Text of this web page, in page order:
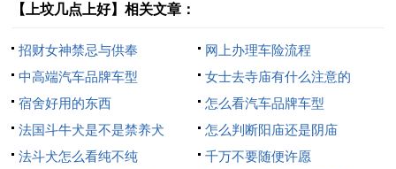
【上坟几点上好】相关文章：
招财女神禁忌与供奉
网上办理车险流程
中高端汽车品牌车型
女士去寺庙有什么注意的
宿舍好用的东西
怎么看汽车品牌车型
法国斗牛犬是不是禁养犬
怎么判断阳庙还是阴庙
法斗犬怎么看纯不纯
千万不要随便许愿